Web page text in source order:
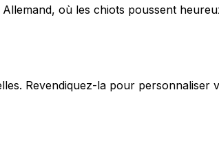
où les chiots poussent
Revendiquez-la pour